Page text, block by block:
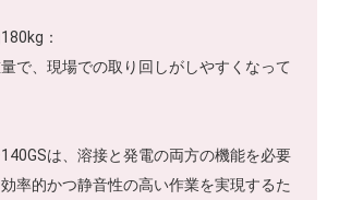
：
で、現場での取り回しがしやすくなって
は、溶接と発電の両方の機能を必要
率的かつ静音性の高い作業を実現するた